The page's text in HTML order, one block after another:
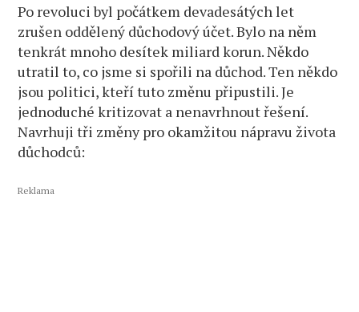
Po revoluci byl počátkem devadesátých let
zrušen oddělený důchodový účet. Bylo na něm
tenkrát mnoho desítek miliard korun. Někdo
utratil to, co jsme si spořili na důchod. Ten někdo
jsou politici, kteří tuto změnu připustili. Je
jednoduché kritizovat a nenavrhnout řešení.
Navrhuji tři změny pro okamžitou nápravu života
důchodců:
Reklama